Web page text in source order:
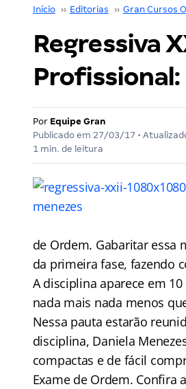
Início ›› Editorias ›› Gran Cursos
Regressiva
Profissional:
Por Equipe Gran
Publicado em 27/03/17 •
1 min. de leitura
de Ordem. Gabaritar essa
da primeira fase, fazendo
A disciplina aparece em
nada mais nada menos
Nessa pauta estarão
disciplina, Daniela
compactas e de fácil
Exame de Ordem. Confira